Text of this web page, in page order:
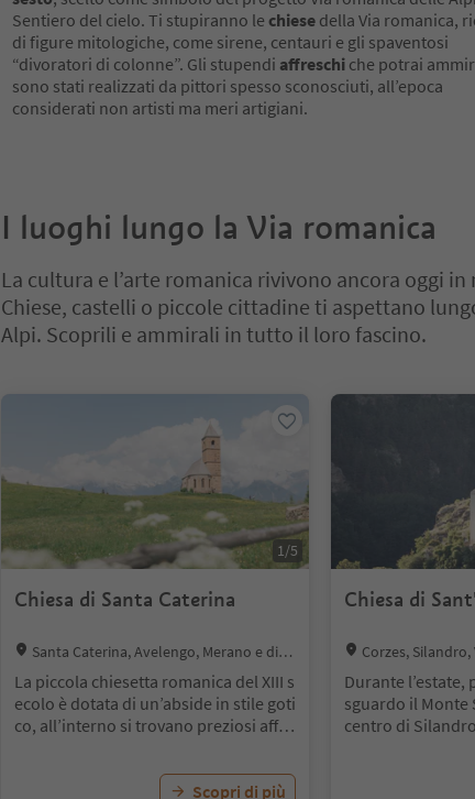
Sentiero del cielo. Ti stupiranno le chiese della Via romanica,
di figure mitologiche, come sirene, centauri e gli spaventosi
“divoratori di colonne”. Gli stupendi affreschi che potrai
sono stati realizzati da pittori spesso sconosciuti, all’epoca
considerati non artisti ma meri artigiani.
I luoghi lungo la Via romanica
La cultura e l’arte romanica rivivono ancora oggi
Chiese, castelli o piccole cittadine ti aspettano
Alpi. Scoprili e ammirali in tutto il loro fascino.
1/5
Chiesa di Santa Caterina
Location:
Santa Caterina, Avelengo, Merano e dint
La piccola chiesetta romanica del XIII s
ecolo è dotata di un’abside in stile goti
co, all’interno si trovano preziosi affre
attraverso un foro praticato nel porto
ne d’ingresso). L’ornamento più prezi
Scopri di più
Chiesa di
Location:
Corzes, Silandro,
Durante
sguardo il Monte
centro di
Sant' Egidio.
terrazzi di pietra